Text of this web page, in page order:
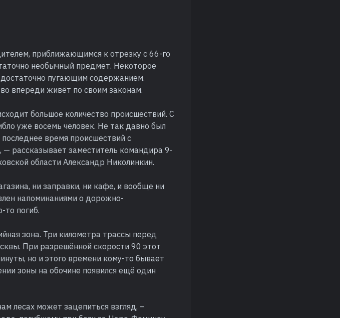
приближающимся к отрезку с 66-го
необычный предмет. Некоторое
пугающим содержанием.
впереди живёт по своим законам.
большое количество происшествий. С
уже восемь человек. Не так давно был
последнее время происшествий с
рассказывает заместитель командира 9-
области Александр Николинкин.
ни заправки, ни кафе, и вообще ни
напоминаниями о дорожно-
то погиб.
зона. Три километра трассы перед
При разрешённой скорости 90 этот
но и этого времени кому-то бывает
зоны на обочине появился ещё один
лесах может зацепиться взгляд, –